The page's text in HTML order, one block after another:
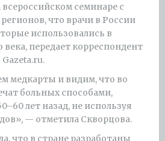
семинаре с
что врачи в России
использовались в
передает корреспондент
медкарты и видим, что во
больных способами,
лет назад, не используя
— отметила Скворцова.
что в стране разработаны